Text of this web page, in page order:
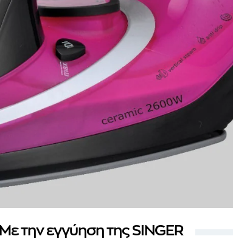
Με την εγγύηση της SINGER